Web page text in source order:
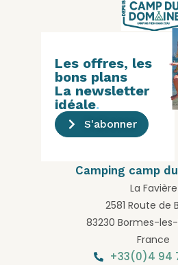
Camping camp
La Favière
2581 Route de
83230 Bormes-
France
+33(0)4 94
Les offres, les
bons plans
La newsletter
idéale.
S'abonner